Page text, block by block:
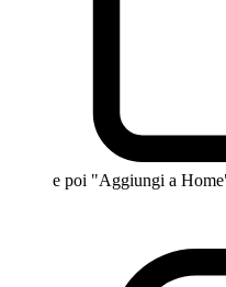
e poi "Aggiungi a